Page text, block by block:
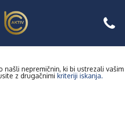
našli nepremičnin, ki bi ustrezali vašim
z drugačnimi kriteriji iskanja.